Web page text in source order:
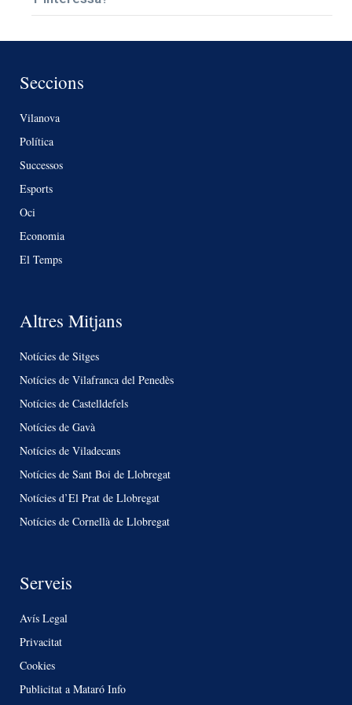
Seccions
Vilanova
Política
Successos
Esports
Oci
Economia
El Temps
Altres Mitjans
Notícies de Sitges
Notícies de Vilafranca del Penedès
Notícies de Castelldefels
Notícies de Gavà
Notícies de Viladecans
Notícies de Sant Boi de Llobregat
Notícies d’El Prat de Llobregat
Notícies de Cornellà de Llobregat
Serveis
Avís Legal
Privacitat
Cookies
Publicitat a Mataró Info